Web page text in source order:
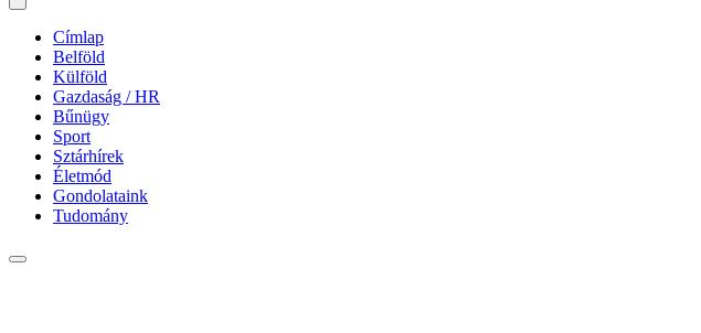
Címlap
Belföld
Külföld
Gazdaság / HR
Bűnügy
Sport
Sztárhírek
Életmód
Gondolataink
Tudomány